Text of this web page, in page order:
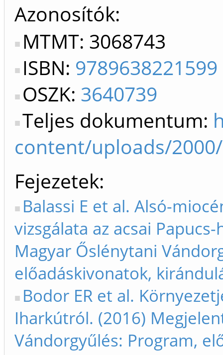
Azonosítók
MTMT: 3068743
ISBN: 9789638221599
OSZK: 3640739
Teljes dokumentum:
content/uploads/
Fejezetek
Balassi E et al. Alsó-
vizsgálata az acsai
Magyar Őslénytani
előadáskivonatok,
Bodor ER et al.
Iharkútról. (2016)
Vándorgyűlés: Program,